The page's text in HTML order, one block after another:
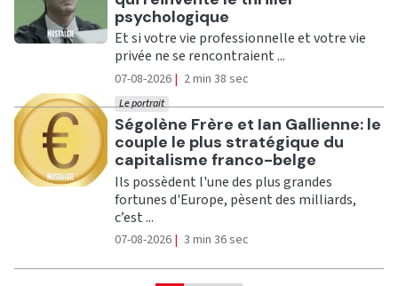
psychologique
Et si votre vie professionnelle et votre vie
privée ne se rencontraient ...
07-08-2026 | 2 min 38 sec
Ecouter
Ségolène Frère et Ian Gallienne: le
couple le plus stratégique du
capitalisme franco-belge
Le portrait
Ils possèdent l'une des plus grandes
fortunes d'Europe, pèsent des milliards,
c’est ...
07-08-2026 | 3 min 36 sec